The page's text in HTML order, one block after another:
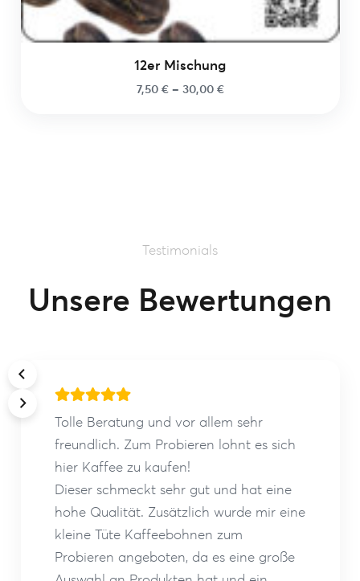
12er Mischung
7,50 €– 30,00 €
Testimonials
Unsere Bewertungen
Tolle Beratung und vor allem sehr
freundlich. Zum Probieren lohnt es sich
hier Kaffee zu kaufen!
Dieser schmeckt sehr gut und hat eine
hohe Qualität. Zusätzlich wurde mir eine
kleine Tüte Kaffeebohnen zum
Probieren angeboten, da es eine große